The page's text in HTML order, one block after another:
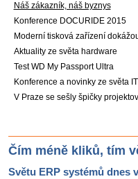
Náš zákazník, náš byznys
Konference DOCURIDE 2015
Moderní tisková zařízení
Aktuality ze světa hardware
Test WD My Passport Ultra
Konference a novinky ze světa
V Praze se sešly špičky
Čím méně kliků, tím
Světu ERP systémů dnes